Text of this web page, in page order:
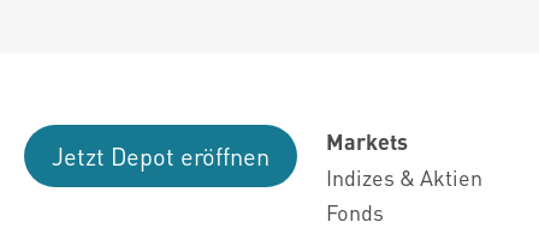
Jetzt Depot eröffnen
Markets
Indizes & Aktien
Fonds